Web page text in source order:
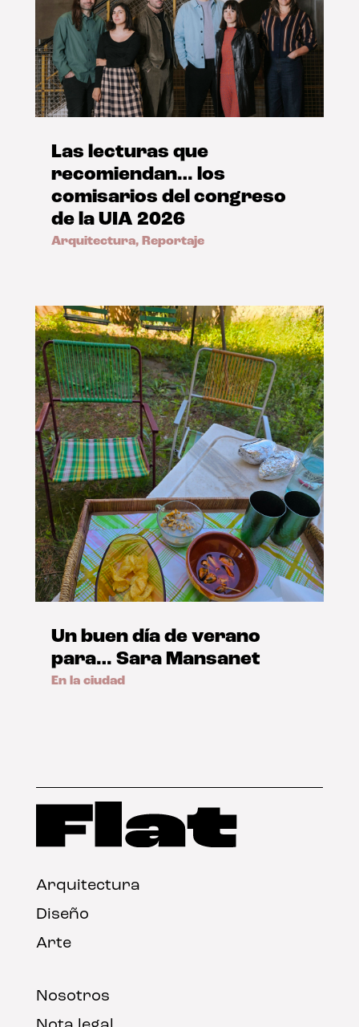
Las lecturas que
recomiendan… los
comisarios del congreso
de la UIA 2026
Arquitectura, Reportaje
Un buen día de verano
para… Sara Mansanet
En la ciudad
Arquitectura
Diseño
Arte
Nosotros